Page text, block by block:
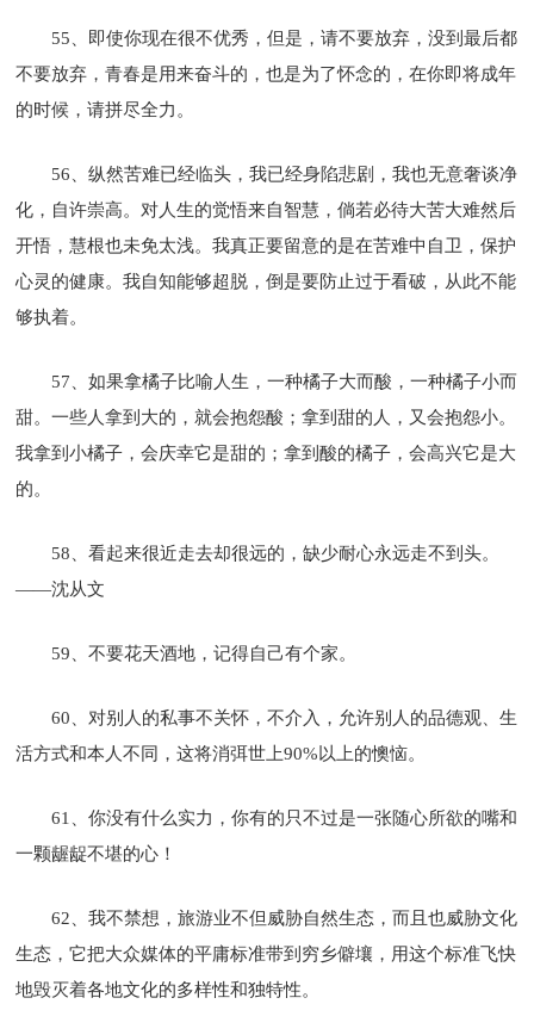
55、即使你现在很不优秀，但是，请不要放弃，没到最后都
不要放弃，青春是用来奋斗的，也是为了怀念的，在你即将成年
的时候，请拼尽全力。
56、纵然苦难已经临头，我已经身陷悲剧，我也无意奢谈净
化，自许崇高。对人生的觉悟来自智慧，倘若必待大苦大难然后
开悟，慧根也未免太浅。我真正要留意的是在苦难中自卫，保护
心灵的健康。我自知能够超脱，倒是要防止过于看破，从此不能
够执着。
57、如果拿橘子比喻人生，一种橘子大而酸，一种橘子小而
甜。一些人拿到大的，就会抱怨酸；拿到甜的人，又会抱怨小。
我拿到小橘子，会庆幸它是甜的；拿到酸的橘子，会高兴它是大
的。
58、看起来很近走去却很远的，缺少耐心永远走不到头。
——沈从文
59、不要花天酒地，记得自己有个家。
60、对别人的私事不关怀，不介入，允许别人的品德观、生
活方式和本人不同，这将消弭世上90%以上的懊恼。
61、你没有什么实力，你有的只不过是一张随心所欲的嘴和
一颗龌龊不堪的心！
62、我不禁想，旅游业不但威胁自然生态，而且也威胁文化
生态，它把大众媒体的平庸标准带到穷乡僻壤，用这个标准飞快
地毁灭着各地文化的多样性和独特性。